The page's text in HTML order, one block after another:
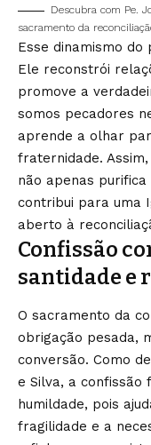
Descubra com Pe.
sacramento da
Esse dinamismo
Ele reconstrói
promove a
somos pecadores
aprende a olhar
fraternidade.
não apenas
contribui para uma
aberto à
Confissão
santidade e
O sacramento da
obrigação pesada,
conversão. Como
e Silva, a confissão
humildade, pois
fragilidade e a